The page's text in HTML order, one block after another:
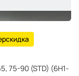
75-90 (STD) (6H1-